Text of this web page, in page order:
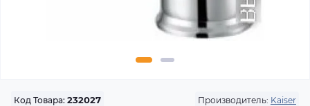
Код Товара: 232027 Производитель: Kaiser